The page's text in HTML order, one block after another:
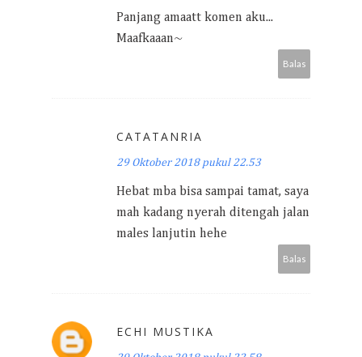
Panjang amaatt komen aku...
Maafkaaan~
Balas
CATATANRIA
29 Oktober 2018 pukul 22.53
Hebat mba bisa sampai tamat, saya
mah kadang nyerah ditengah jalan
males lanjutin hehe
Balas
ECHI MUSTIKA